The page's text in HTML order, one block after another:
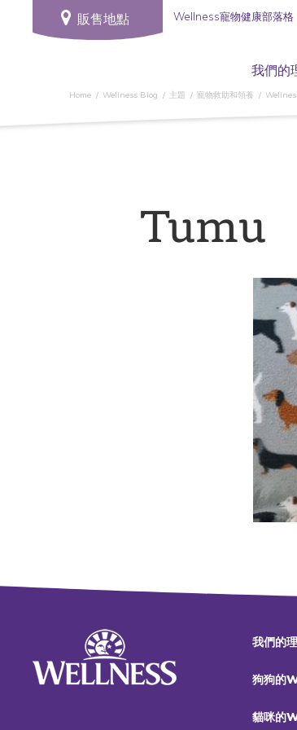
販售地點 Wellness寵物健康部落格
我們的
Home Wellness Blog 主題 寵物救助和領養
Tumu
我們的
狗狗的
貓咪的